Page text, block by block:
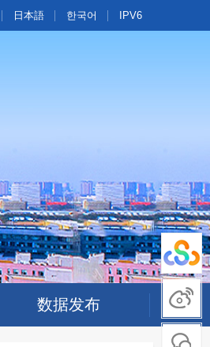
日本語 한국어 IPV6
数据发布